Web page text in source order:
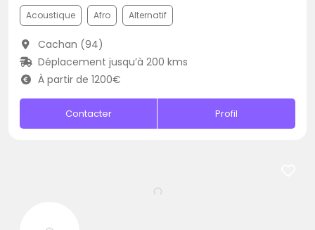
Acoustique Afro Alternatif
Cachan (94)
Déplacement jusqu’à 200 kms
À partir de 1200€
Contacter Profil